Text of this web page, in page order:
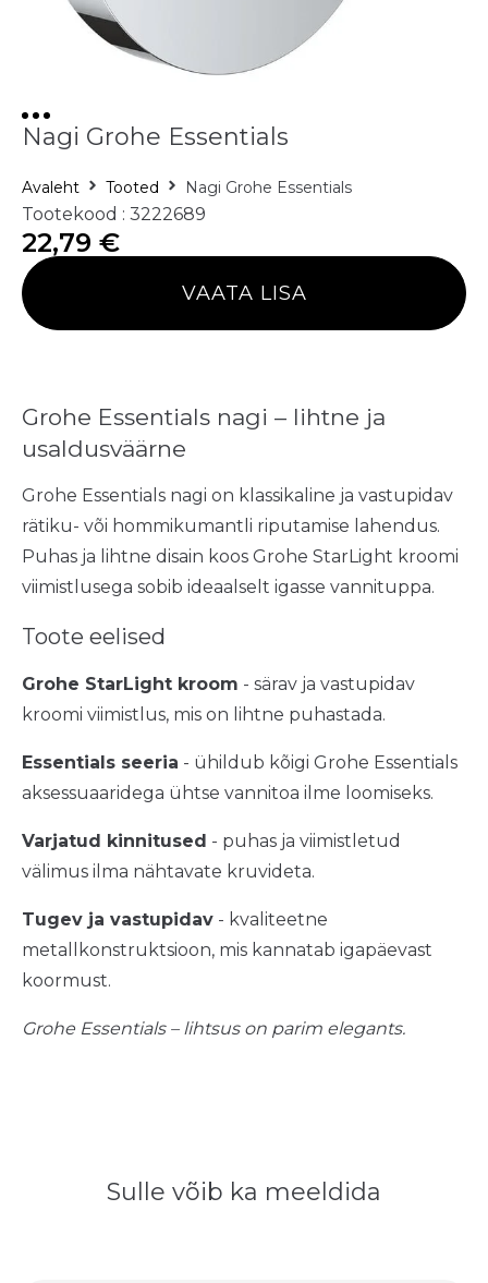
Nagi Grohe Essentials
Avaleht Tooted Nagi Grohe Essentials
Tootekood : 3222689
22,79 €
VAATA LISA
Grohe Essentials nagi – lihtne ja
usaldusväärne
Grohe Essentials nagi on klassikaline ja vastupidav
rätiku- või hommikumantli riputamise lahendus.
Puhas ja lihtne disain koos Grohe StarLight kroomi
viimistlusega sobib ideaalselt igasse vannituppa.
Toote eelised
Grohe StarLight kroom - särav ja vastupidav
kroomi viimistlus, mis on lihtne puhastada.
Essentials seeria - ühildub kõigi Grohe Essentials
aksessuaaridega ühtse vannitoa ilme loomiseks.
Varjatud kinnitused - puhas ja viimistletud
välimus ilma nähtavate kruvideta.
Tugev ja vastupidav - kvaliteetne
metallkonstruktsioon, mis kannatab igapäevast
koormust.
Grohe Essentials – lihtsus on parim elegants.
Sulle võib ka meeldida